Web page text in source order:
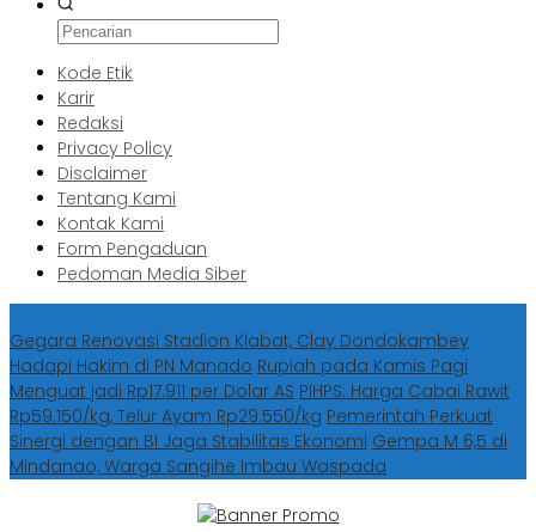
Kode Etik
Karir
Redaksi
Privacy Policy
Disclaimer
Tentang Kami
Kontak Kami
Form Pengaduan
Pedoman Media Siber
Gegara Renovasi Stadion Klabat, Clay Dondokambey
Hadapi Hakim di PN Manado Rupiah pada Kamis Pagi
Menguat jadi Rp17.911 per Dolar AS PIHPS: Harga Cabai Rawit
Rp59.150/kg, Telur Ayam Rp29.550/kg Pemerintah Perkuat
Sinergi dengan BI Jaga Stabilitas Ekonomi Gempa M 6,5 di
Mindanao, Warga Sangihe Imbau Waspada